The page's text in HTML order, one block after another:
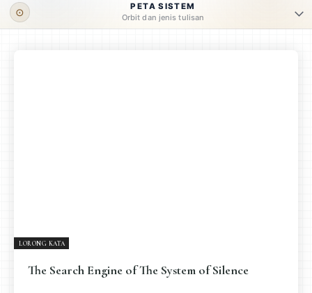
⊙
PETA SISTEM
Orbit dan jenis tulisan
EXTREME DISTORTION
LORONG KATA
The Search Engine of The System of Silence